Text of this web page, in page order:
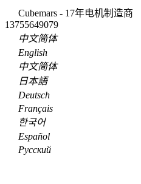
Cubemars - 17年电机制造商
13755649079
中文简体
English
中文简体
日本語
Deutsch
Français
한국어
Español
Pусский